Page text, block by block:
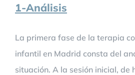
1-Análisis
La primera fase de la terapia
infantil en Madrid consta del
situación. A la sesión inicial, de